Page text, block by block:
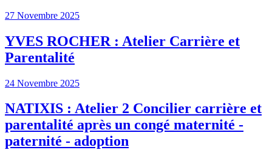
27 Novembre 2025
YVES ROCHER : Atelier Carrière et
Parentalité
24 Novembre 2025
NATIXIS : Atelier 2 Concilier carrière et
parentalité après un congé maternité -
paternité - adoption